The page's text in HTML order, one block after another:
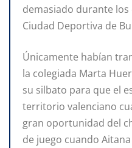
demasiado durante los
Ciudad Deportiva de
Únicamente habían
la colegiada Marta
su silbato para que el
territorio valenciano
gran oportunidad del
de juego cuando